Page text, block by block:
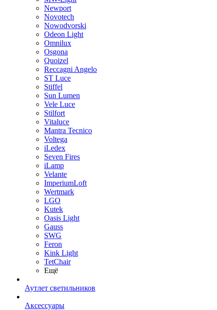
Newport
Novotech
Nowodvorski
Odeon Light
Omnilux
Osgona
Quoizel
Reccagni Angelo
ST Luce
Stiffel
Sun Lumen
Vele Luce
Stilfort
Vitaluce
Mantra Tecnico
Voltega
iLedex
Seven Fires
iLamp
Velante
ImperiumLoft
Wertmark
LGO
Kutek
Oasis Light
Gauss
SWG
Feron
Kink Light
TetСhair
Ещё
Аутлет светильников
Аксессуары